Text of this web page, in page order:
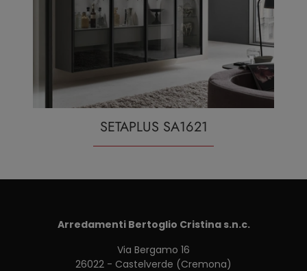
SETAPLUS SA1621
Arredamenti Bertoglio Cristina s.n.c.
Via Bergamo 16
26022 - Castelverde (Cremona)